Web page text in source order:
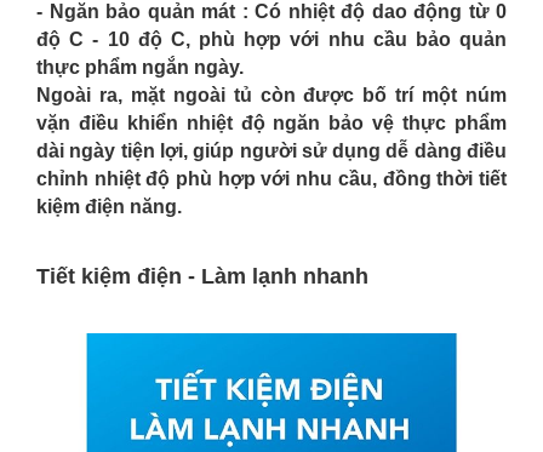
- Ngăn bảo quản mát : Có nhiệt độ dao động từ 0
độ C - 10 độ C, phù hợp với nhu cầu bảo quản
thực phẩm ngắn ngày.
Ngoài ra, mặt ngoài tủ còn được bố trí một núm
vặn điều khiển nhiệt độ ngăn bảo vệ thực phẩm
dài ngày tiện lợi, giúp người sử dụng dễ dàng điều
chỉnh nhiệt độ phù hợp với nhu cầu, đồng thời tiết
kiệm điện năng.
Tiết kiệm điện - Làm lạnh nhanh